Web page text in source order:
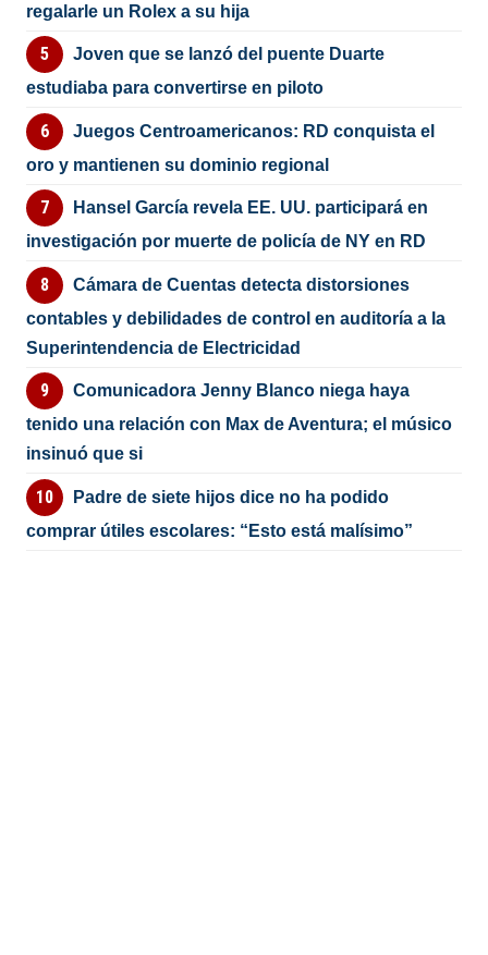
regalarle un Rolex a su hija
Joven que se lanzó del puente Duarte
estudiaba para convertirse en piloto
Juegos Centroamericanos: RD conquista el
oro y mantienen su dominio regional
Hansel García revela EE. UU. participará en
investigación por muerte de policía de NY en RD
Cámara de Cuentas detecta distorsiones
contables y debilidades de control en auditoría a la
Superintendencia de Electricidad
Comunicadora Jenny Blanco niega haya
tenido una relación con Max de Aventura; el músico
insinuó que si
Padre de siete hijos dice no ha podido
comprar útiles escolares: “Esto está malísimo”